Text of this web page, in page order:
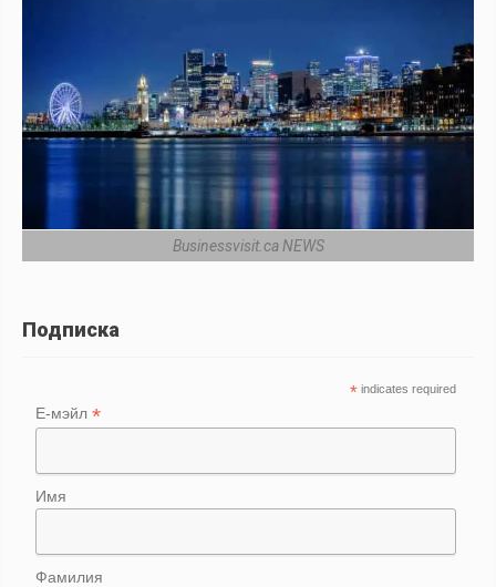
Businessvisit.ca NEWS
Подписка
* indicates required
Е-мэйл*
Имя
Фамилия